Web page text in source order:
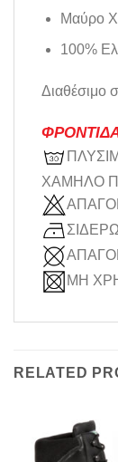
Μαύρο
100%
Διαθέσιμο
ΧΑΜΗΛΟ
ΜΗ
RELATED